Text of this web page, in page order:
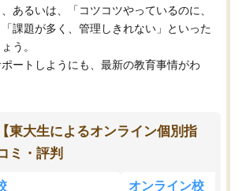
、あるいは、「コツコツやっているのに、
課題が多く、管理しきれない」といった
う。
ートしようにも、最新の教育事情がわ
東大生によるオンライン個別指
ミ・評判
オンライン校